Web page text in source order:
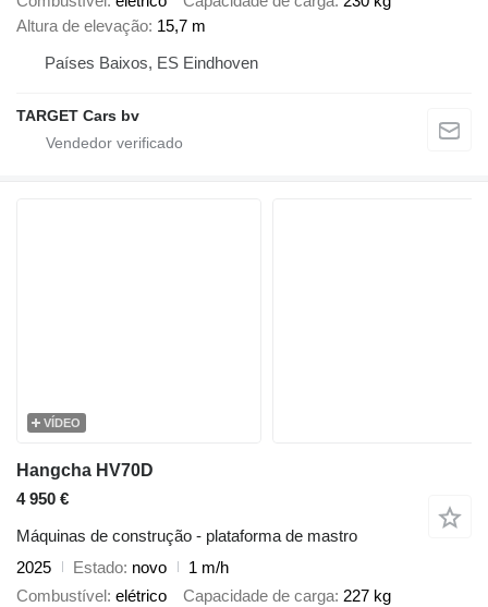
Altura de elevação 15,7 m
Países Baixos, ES Eindhoven
TARGET Cars bv
VÍDEO
Hangcha HV70D
4 950 €
Máquinas de construção - plataforma de mastro
2025
Estado novo
1 m/h
Combustível
elétrico Capacidade de carga 227 kg